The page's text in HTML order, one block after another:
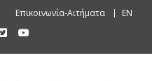
Επικοινωνία-Αιτήματα EN